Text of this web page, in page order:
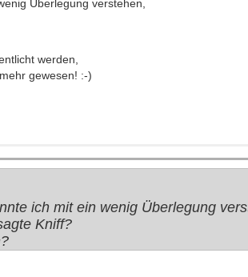
Überlegung verstehen,
werden,
gewesen! :-)
ich mit ein wenig Überlegung
Kniff?